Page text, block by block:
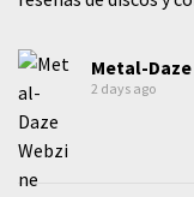
Metal-
2 days ago